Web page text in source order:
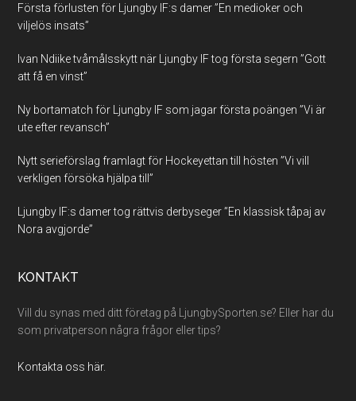
Första förlusten för Ljungby IF:s damer ”En medioker och
viljelös insats”
Ivan Ndiike tvåmålsskytt när Ljungby IF tog första segern ”Gott
att få en vinst”
Ny bortamatch för Ljungby IF som jagar första poängen ”Vi är
ute efter revansch”
Nytt serieförslag framlagt för Hockeyettan till hösten ”Vi vill
verkligen försöka hjälpa till”
Ljungby IF:s damer tog rättvis derbyseger ”En klassisk tåpaj av
Nora avgjorde”
KONTAKT
Vill du synas med ditt företag på LjungbySporten.se? Eller har du
som privatperson några frågor eller tips?
Kontakta oss här.